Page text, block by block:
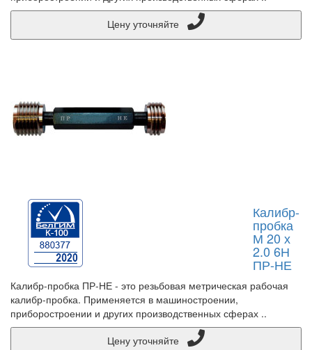
Калибр-
пробка
М 20 х
2.0 6Н
ПР-НЕ
Калибр-пробка ПР-НЕ - это резьбовая метрическая рабочая
калибр-пробка. Применяется в машиностроении,
приборостроении и других производственных сферах ..